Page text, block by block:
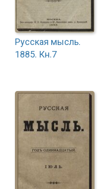
Русская мысль.
1885. Кн.7